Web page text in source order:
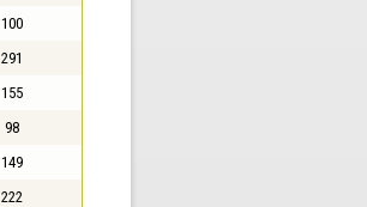
100
291
155
98
149
222